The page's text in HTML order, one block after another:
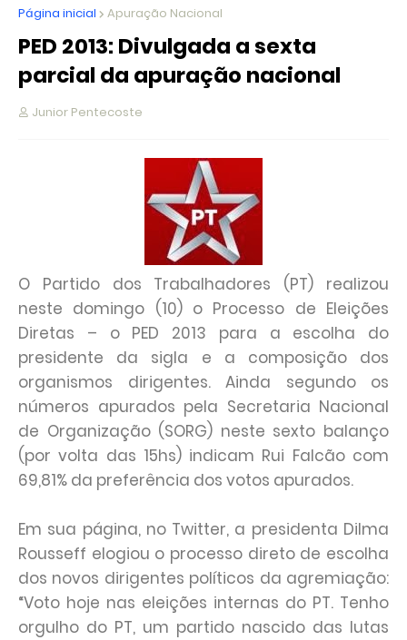
JORNALISMO INDEPENDENTE, TRANSPARENTE E
CRÍTICO
Página inicial Apuração Nacional
PED 2013: Divulgada a sexta
parcial da apuração nacional
Junior Pentecoste
O Partido dos Trabalhadores (PT) realizou
neste domingo (10) o Processo de Eleições
Diretas – o PED 2013 para a escolha do
presidente da sigla e a composição dos
organismos dirigentes. Ainda segundo os
números apurados pela Secretaria Nacional
de Organização (SORG) neste sexto balanço
(por volta das 15hs) indicam Rui Falcão com
69,81% da preferência dos votos apurados.
Em sua página, no Twitter, a presidenta Dilma
Rousseff elogiou o processo direto de escolha
dos novos dirigentes políticos da agremiação:
“Voto hoje nas eleições internas do PT. Tenho
orgulho do PT, um partido nascido das lutas